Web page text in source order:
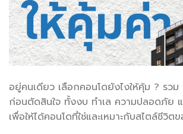
อยู่คนเดียว เลือกคอนโดยังไงให้คุ้ม ? รว
ก่อนตัดสินใจ ทั้งงบ ทำเล ความปลอดภัย แ
เพื่อให้ได้คอนโดที่ใช่และเหมาะกับสไตล์ชีวิ